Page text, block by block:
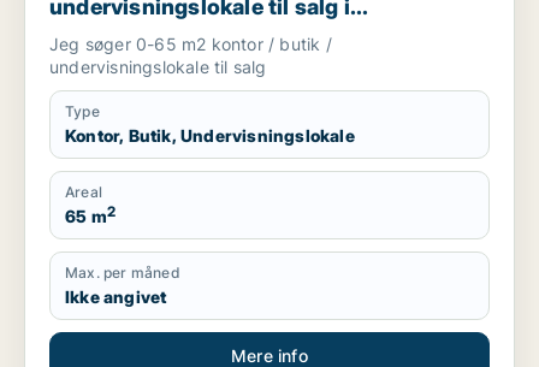
undervisningslokale til salg i
Storkøbenhavn, Nordsjælland eller Fyn
m.fl.
Jeg søger 0-65 m2 kontor / butik /
undervisningslokale til salg
Type
Kontor, Butik, Undervisningslokale
Areal
65 m2
Max. per måned
Ikke angivet
Mere info